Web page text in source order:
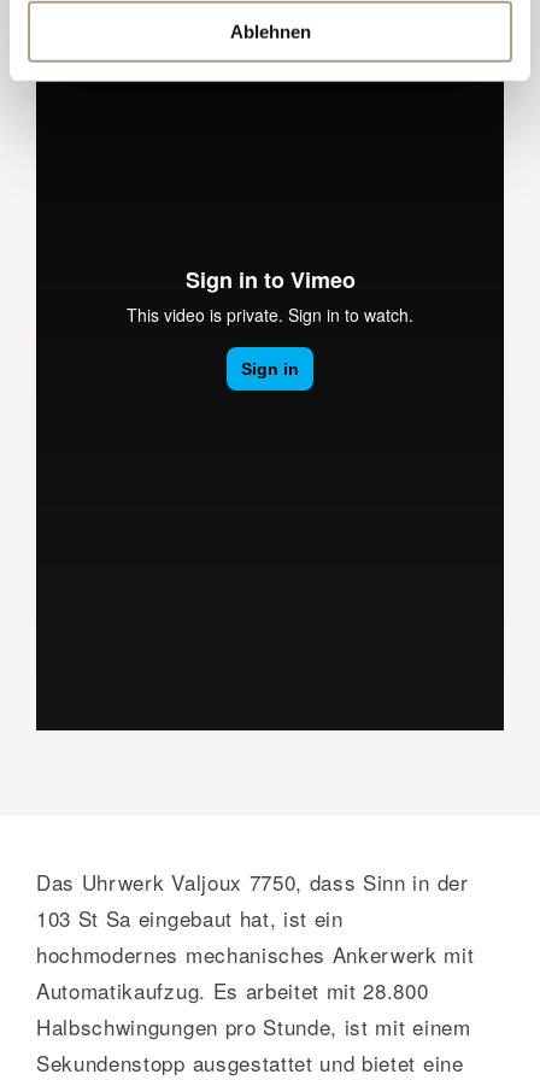
Ablehnen
Das Uhrwerk Valjoux 7750, dass Sinn in der
103 St Sa eingebaut hat, ist ein
hochmodernes mechanisches Ankerwerk mit
Automatikaufzug. Es arbeitet mit 28.800
Halbschwingungen pro Stunde, ist mit einem
Sekundenstopp ausgestattet und bietet eine